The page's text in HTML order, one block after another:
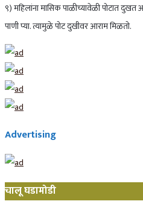
९) महिलांना मासिक पाळीच्यावेळी पोटात
पाणी प्या. त्यामुळे पोट दुखीवर आराम मिळतो.
Advertising
चालू घडामोडी